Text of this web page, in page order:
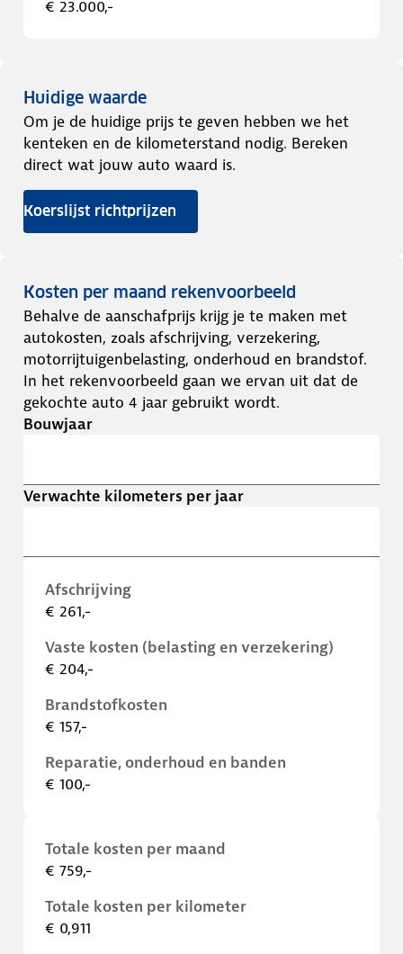
€ 23.000,-
Huidige waarde
Om je de huidige prijs te geven hebben we het
kenteken en de kilometerstand nodig. Bereken
direct wat jouw auto waard is.
Koerslijst richtprijzen
Kosten per maand rekenvoorbeeld
Behalve de aanschafprijs krijg je te maken met
autokosten, zoals afschrijving, verzekering,
motorrijtuigenbelasting, onderhoud en brandstof.
In het rekenvoorbeeld gaan we ervan uit dat de
gekochte auto 4 jaar gebruikt wordt.
Bouwjaar
Verwachte kilometers per jaar
Afschrijving
€ 261,-
Vaste kosten (belasting en verzekering)
€ 204,-
Brandstofkosten
€ 157,-
Reparatie, onderhoud en banden
€ 100,-
Totale kosten per maand
€ 759,-
Totale kosten per kilometer
€ 0,911